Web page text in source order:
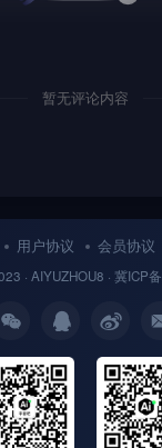
暂无评论内容
用户协议 会员协议
· AIYUZHOU8 · 冀ICP备